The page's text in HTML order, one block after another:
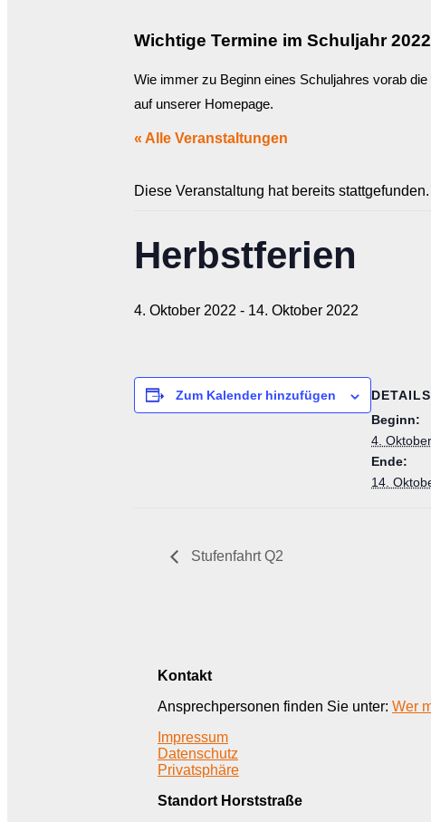
Wichtige Termine im Schuljahr
Wie immer zu Beginn eines Schuljahres vorab
auf unserer Homepage.
« Alle Veranstaltungen
Diese Veranstaltung hat bereits stattgefunden.
Herbstferien
4. Oktober 2022 - 14. Oktober 2022
Zum Kalender hinzufügen
DETAILS
Beginn:
4.
Ende:
14.
Stufenfahrt Q2
Kontakt
Ansprechpersonen finden Sie unter: Wer
Impressum
Datenschutz
Privatsphäre
Standort Horststraße